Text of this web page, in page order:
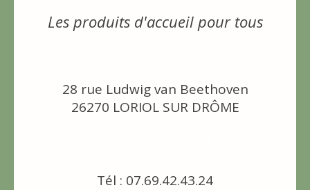
Les produits d'accueil pour tous
28 rue Ludwig van Beethoven
26270 LORIOL SUR DRÔME
Tél : 07.69.42.43.24